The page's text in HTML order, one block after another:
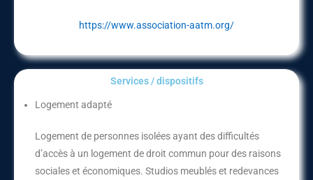
https://www.association-aatm.org/
Services / dispositifs​
Logement adapté
Logement de personnes isolées ayant des difficultés
d’accès à un logement de droit commun pour des raisons
sociales et économiques. Studios meublés et redevances